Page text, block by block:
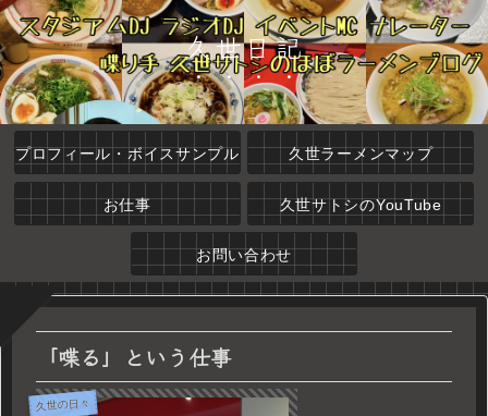
久世日記
プロフィール・ボイスサンプル 久世ラーメンマップ
お仕事 久世サトシのYouTube
お問い合わせ
「喋る」という仕事
久世の日々